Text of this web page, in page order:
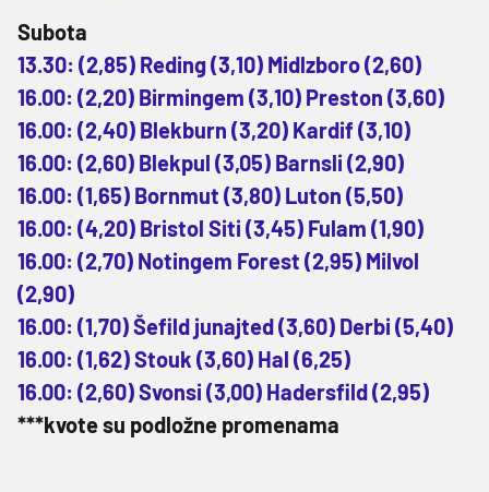
Subota
13.30: (2,85) Reding (3,10) Midlzboro (2,60)
16.00: (2,20) Birmingem (3,10) Preston (3,60)
16.00: (2,40) Blekburn (3,20) Kardif (3,10)
16.00: (2,60) Blekpul (3,05) Barnsli (2,90)
16.00: (1,65) Bornmut (3,80) Luton (5,50)
16.00: (4,20) Bristol Siti (3,45) Fulam (1,90)
16.00: (2,70) Notingem Forest (2,95) Milvol
(2,90)
16.00: (1,70) Šefild junajted (3,60) Derbi (5,40)
16.00: (1,62) Stouk (3,60) Hal (6,25)
16.00: (2,60) Svonsi (3,00) Hadersfild (2,95)
***kvote su podložne promenama